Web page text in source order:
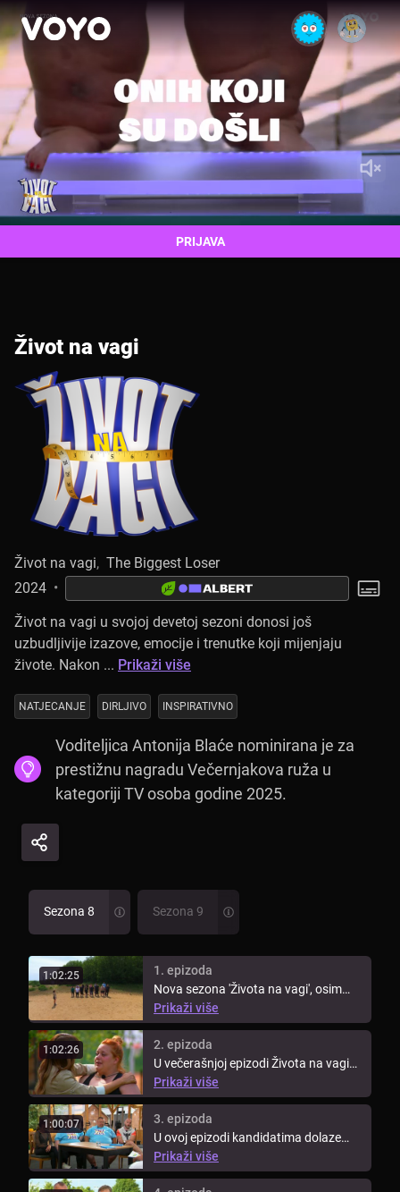
Život na vagi
Život na vagi, The Biggest Loser
2024 •
Život na vagi u svojoj devetoj sezoni donosi još
uzbudljivije izazove, emocije i trenutke koji mijenjaju
živote. Nakon ... Prikaži više
NATJECANJE DIRLJIVO INSPIRATIVNO
Voditeljica Antonija Blaće nominirana je za
prestižnu nagradu Večernjakova ruža u
kategoriji TV osoba godine 2025.
PRIJAVA
Sezona 8 Sezona 9
1:02:25
1. epizoda
Nova sezona 'Života na vagi', osim
snažne volje i ustrajnosti novih ...
Prikaži više
1:02:26
2. epizoda
U večerašnjoj epizodi Života na vagi
pogledajte prvo vaganje ...
Prikaži više
1:00:07
3. epizoda
U ovoj epizodi kandidatima dolaze
doktori iz poliklinike Aviva kako ...
Prikaži više